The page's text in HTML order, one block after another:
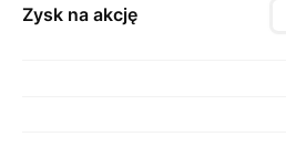
Zysk na akcję